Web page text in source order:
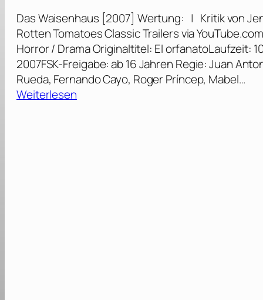
Das Waisenhaus [2007] Wertung: | Kritik von
Rotten Tomatoes Classic Trailers via
Horror / Drama Originaltitel: El orfanatoLaufzeit:
2007FSK-Freigabe: ab 16 Jahren Regie: Juan
Rueda, Fernando Cayo, Roger Príncep, Mabel…
Weiterlesen: